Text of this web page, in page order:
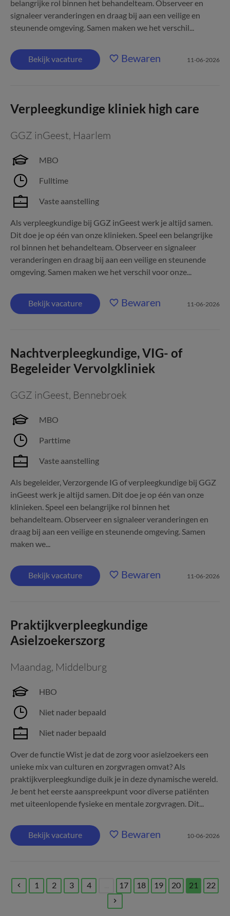
belangrijke rol binnen het behandelteam. Observeer en
signaleer veranderingen en draag bij aan een veilige en
steunende omgeving. Samen maken we het verschil...
Bekijk vacature Bewaren 11-06-2026
Verpleegkundige kliniek high care
GGZ inGeest, Haarlem
MBO
Fulltime
Vaste aanstelling
Als verpleegkundige bij GGZ inGeest werk je altijd samen.
Dit doe je op één van onze klinieken. Speel een belangrijke
rol binnen het behandelteam. Observeer en signaleer
veranderingen en draag bij aan een veilige en steunende
omgeving. Samen maken we het verschil voor onze...
Bekijk vacature Bewaren 11-06-2026
Nachtverpleegkundige, VIG- of
Begeleider Vervolgkliniek
GGZ inGeest, Bennebroek
MBO
Parttime
Vaste aanstelling
Als begeleider, Verzorgende IG of verpleegkundige bij GGZ
inGeest werk je altijd samen. Dit doe je op één van onze
klinieken. Speel een belangrijke rol binnen het
behandelteam. Observeer en signaleer veranderingen en
draag bij aan een veilige en steunende omgeving. Samen
maken we...
Bekijk vacature Bewaren 11-06-2026
Praktijkverpleegkundige
Asielzoekerszorg
Maandag, Middelburg
HBO
Niet nader bepaald
Niet nader bepaald
Over de functie Wist je dat de zorg voor asielzoekers een
unieke mix van culturen en zorgvragen omvat? Als
praktijkverpleegkundige duik je in deze dynamische wereld.
Je bent het eerste aanspreekpunt voor diverse patiënten
met uiteenlopende fysieke en mentale zorgvragen. Dit...
Bekijk vacature Bewaren 10-06-2026
1 2 3 4 17 18 19 20
21
(current)
22